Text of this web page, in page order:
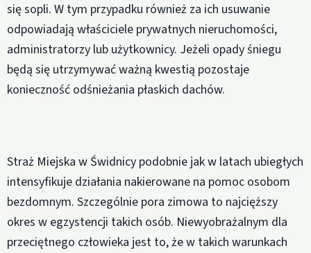
się sopli. W tym przypadku również za ich usuwanie
odpowiadają właściciele prywatnych nieruchomości,
administratorzy lub użytkownicy. Jeżeli opady śniegu
będą się utrzymywać ważną kwestią pozostaje
konieczność odśnieżania płaskich dachów.
Straż Miejska w Świdnicy podobnie jak w latach ubiegłych
intensyfikuje działania nakierowane na pomoc osobom
bezdomnym. Szczególnie pora zimowa to najcięższy
okres w egzystencji takich osób. Niewyobrażalnym dla
przeciętnego człowieka jest to, że w takich warunkach